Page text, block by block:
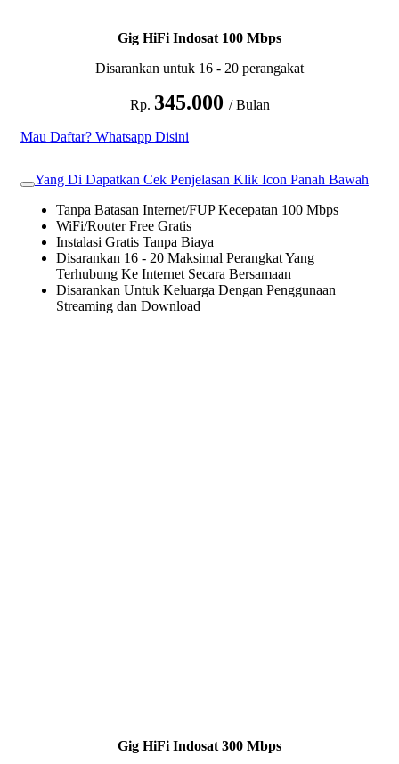
Gig HiFi Indosat 100 Mbps
Disarankan untuk 16 - 20 perangakat
Rp. 345.000 / Bulan
Mau Daftar? Whatsapp Disini
Yang Di Dapatkan Cek Penjelasan Klik Icon Panah Bawah
Tanpa Batasan Internet/FUP Kecepatan 100 Mbps
WiFi/Router Free Gratis
Instalasi Gratis Tanpa Biaya
Disarankan 16 - 20 Maksimal Perangkat Yang
Terhubung Ke Internet Secara Bersamaan
Disarankan Untuk Keluarga Dengan Penggunaan
Streaming dan Download
Gig HiFi Indosat 300 Mbps